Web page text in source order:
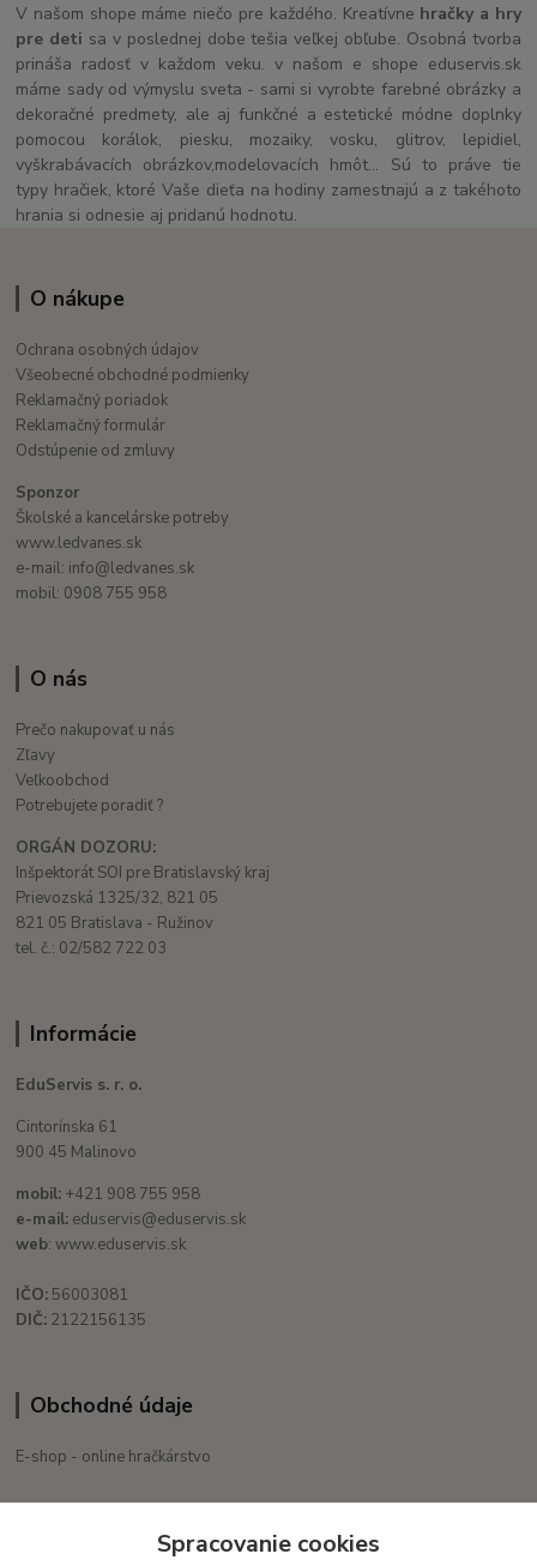
V našom shope máme niečo pre každého. Kreatívne hračky a hry
pre deti sa v poslednej dobe tešia veľkej obľube. Osobná tvorba
prináša radosť v každom veku. v našom e shope eduservis.sk
máme sady od výmyslu sveta - sami si vyrobte farebné obrázky a
dekoračné predmety, ale aj funkčné a estetické módne doplnky
pomocou korálok, piesku, mozaiky, vosku, glitrov, lepidiel,
vyškrabávacích obrázkov,modelovacích hmôt... Sú to práve tie
typy hračiek, ktoré Vaše dieťa na hodiny zamestnajú a z takéhoto
hrania si odnesie aj pridanú hodnotu.
O nákupe
Ochrana osobných údajov
Všeobecné obchodné podmienky
Reklamačný poriadok
Reklamačný formulár
Odstúpenie od zmluvy
Sponzor
Školské a kancelárske potreby
www.ledvanes.sk
e-mail: info@ledvanes.sk
mobil: 0908 755 958
O nás
Prečo nakupovať u nás
Zľavy
Veľkoobchod
Potrebujete poradiť ?
ORGÁN DOZORU:
Inšpektorát SOI pre Bratislavský kraj
Prievozská 1325/32, 821 05
821 05 Bratislava - Ružinov
tel. č.: 02/582 722 03
Informácie
EduServis s. r. o.
Cintorínska 61
900 45 Malinovo
mobil: +421 908 755 958
e-mail: eduservis@eduservis.sk
web: www.eduservis.sk
IČO: 56003081
DIČ: 2122156135
Obchodné údaje
E-shop - online hračkárstvo
Po. - Pia. od 9:00 hod. - 16:00 hod.Spracovanie cookies